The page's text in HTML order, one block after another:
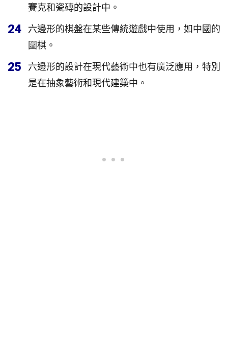
賽克和瓷磚的設計中。
24
六邊形的棋盤在某些傳統遊戲中使用，如中國的
圍棋。
25
六邊形的設計在現代藝術中也有廣泛應用，特別
是在抽象藝術和現代建築中。